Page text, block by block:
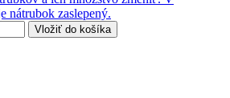
nátrubok zaslepený.
Vložiť do košíka